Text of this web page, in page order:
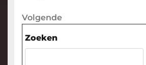
Volgende
Volgende
Zoeken